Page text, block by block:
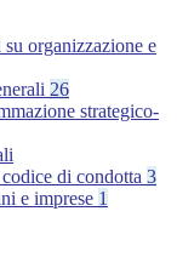
organizzazione e
26
strategico-
di condotta 3
e imprese 1